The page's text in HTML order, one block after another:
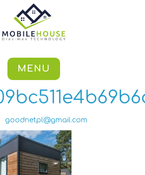
MENU
goodnetpl@gmail.com